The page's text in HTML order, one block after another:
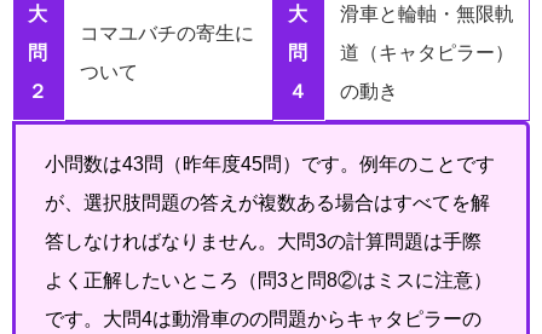
大
問
２
コマユバチの寄生に
ついて
大
問
４
滑車と輪軸・無限軌
道（キャタピラー）
の動き
小問数は43問（昨年度45問）です。例年のことです
が、選択肢問題の答えが複数ある場合はすべてを解
答しなければなりません。大問3の計算問題は手際
よく正解したいところ（問3と問8②はミスに注意）
です。大問4は動滑車のの問題からキャタピラーの